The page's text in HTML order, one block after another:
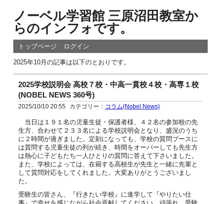
ノーベル学習館 三原沼田教室か
らのインフォです。
トップページ ログイン
2025年10月の記事は以下のとおりです。
2025学校説明会 高校７校・中高一貫校４校・高専１校
(NOBEL NEWS 360号)
2025/10/10 20:55 カテゴリー： コラム(Nobel News)
当日は１９１名の児童生徒・保護者様、４２名の参加校の先
生方、合わせて２３３名による学校説明会となり、盛況のうち
に２時間が過ぎました。定刻になっても、学校の質問ブースに
は質問する児童生徒の列が続き、時間をオーバーしても先生方
は熱心に子どもたち一人ひとりの質問に答えて下さいました。
また、学校によっては、在籍する高校生が先生と一緒に先輩と
して質問対応をしてくれました。大変ありがとうございまし
た。
受験生の皆さん、『行きたい学校』に進学して『やりたい仕